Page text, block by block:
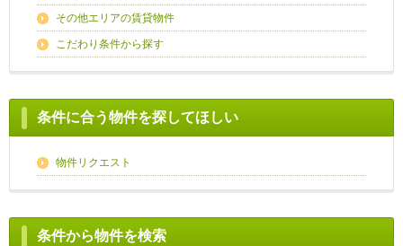
その他エリアの賃貸物件
こだわり条件から探す
条件に合う物件を探してほしい
物件リクエスト
条件から物件を検索